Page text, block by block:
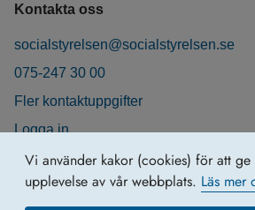
Vi använder kakor (cookies) för att
upplevelse av vår webbplats. Läs mer
Kontakta oss
socialstyrelsen@socialstyrelsen.se
075-247 30 00
Fler kontaktuppgifter
Logga in
Behandling av personuppgifter